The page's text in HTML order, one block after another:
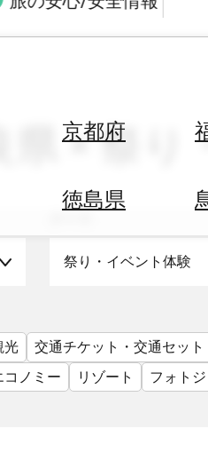
京都府
徳島県
県 × 祭り
祭り・イベント体験
光 交通チケット・交通セット
ノミー リゾート フォト